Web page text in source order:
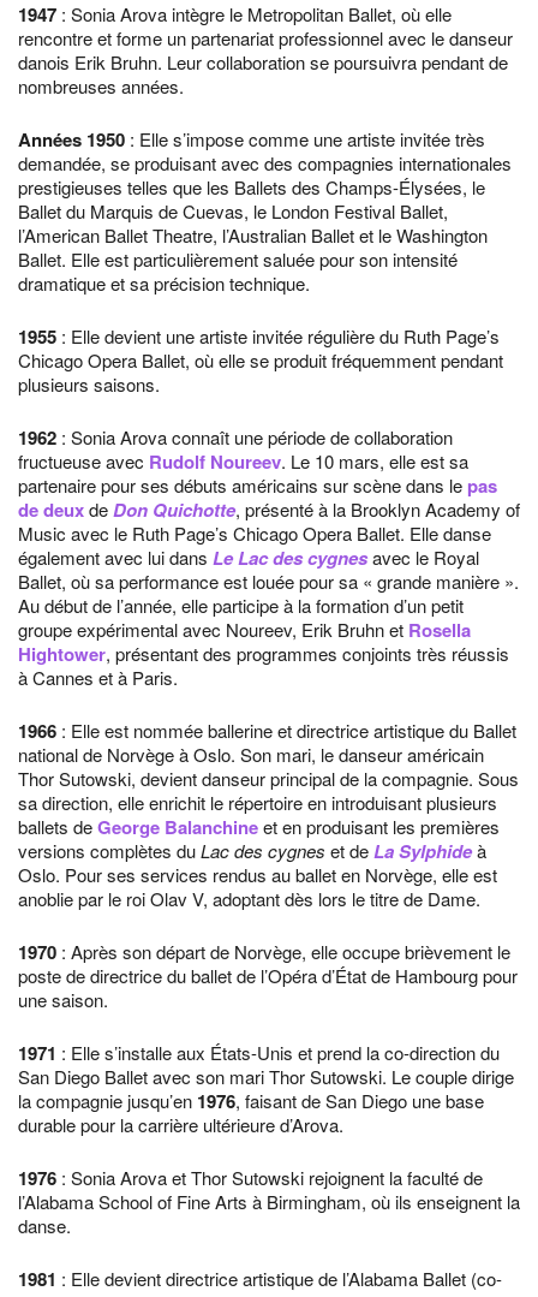
1947 : Sonia Arova intègre le Metropolitan Ballet, où elle
rencontre et forme un partenariat professionnel avec le danseur
danois Erik Bruhn. Leur collaboration se poursuivra pendant de
nombreuses années.
Années 1950 : Elle s’impose comme une artiste invitée très
demandée, se produisant avec des compagnies internationales
prestigieuses telles que les Ballets des Champs-Élysées, le
Ballet du Marquis de Cuevas, le London Festival Ballet,
l’American Ballet Theatre, l’Australian Ballet et le Washington
Ballet. Elle est particulièrement saluée pour son intensité
dramatique et sa précision technique.
1955 : Elle devient une artiste invitée régulière du Ruth Page’s
Chicago Opera Ballet, où elle se produit fréquemment pendant
plusieurs saisons.
1962 : Sonia Arova connaît une période de collaboration
fructueuse avec Rudolf Noureev. Le 10 mars, elle est sa
partenaire pour ses débuts américains sur scène dans le pas
de deuxdeDon Quichotte, présenté à la Brooklyn Academy of
Music avec le Ruth Page’s Chicago Opera Ballet. Elle danse
également avec lui dans Le Lac des cygnesavec le Royal
Ballet, où sa performance est louée pour sa « grande manière ».
Au début de l’année, elle participe à la formation d’un petit
groupe expérimental avec Noureev, Erik Bruhn et Rosella
Hightower, présentant des programmes conjoints très réussis
à Cannes et à Paris.
1966 : Elle est nommée ballerine et directrice artistique du Ballet
national de Norvège à Oslo. Son mari, le danseur américain
Thor Sutowski, devient danseur principal de la compagnie. Sous
sa direction, elle enrichit le répertoire en introduisant plusieurs
ballets deGeorge Balanchineet en produisant les premières
versions complètes duLac des cygnes et deLa Sylphideà
Oslo. Pour ses services rendus au ballet en Norvège, elle est
anoblie par le roi Olav V, adoptant dès lors le titre de Dame.
1970 : Après son départ de Norvège, elle occupe brièvement le
poste de directrice du ballet de l’Opéra d’État de Hambourg pour
une saison.
1971 : Elle s’installe aux États-Unis et prend la co-direction du
San Diego Ballet avec son mari Thor Sutowski. Le couple dirige
la compagnie jusqu’en 1976, faisant de San Diego une base
durable pour la carrière ultérieure d’Arova.
1976 : Sonia Arova et Thor Sutowski rejoignent la faculté de
l’Alabama School of Fine Arts à Birmingham, où ils enseignent la
danse.
1981 : Elle devient directrice artistique de l’Alabama Ballet (co-